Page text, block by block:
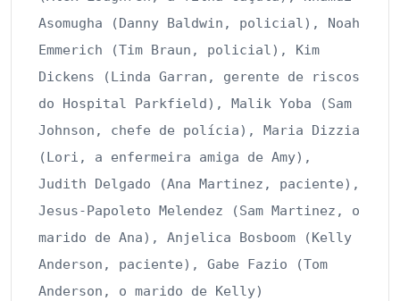
Asomugha (Danny Baldwin, policial), Noah
Emmerich (Tim Braun, policial), Kim
Dickens (Linda Garran, gerente de riscos
do Hospital Parkfield), Malik Yoba (Sam
Johnson, chefe de polícia), Maria Dizzia
(Lori, a enfermeira amiga de Amy),
Judith Delgado (Ana Martinez, paciente),
Jesus-Papoleto Melendez (Sam Martinez, o
marido de Ana), Anjelica Bosboom (Kelly
Anderson, paciente), Gabe Fazio (Tom
Anderson, o marido de Kelly)